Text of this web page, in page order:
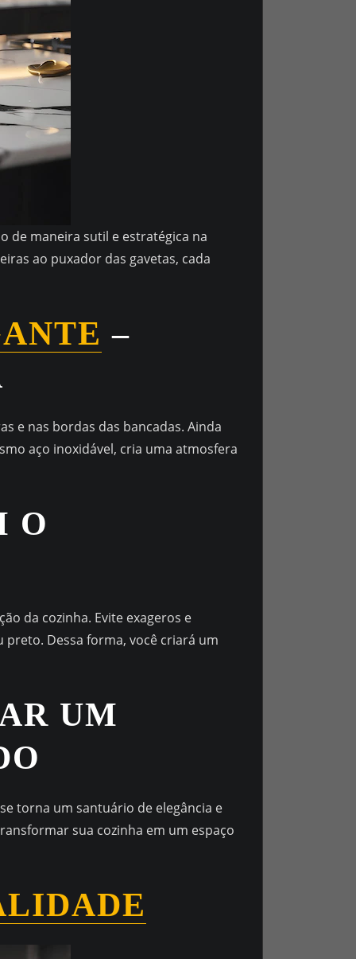
de maneira sutil e estratégica na
ao puxador das gavetas, cada
–
e nas bordas das bancadas. Ainda
aço inoxidável, cria uma atmosfera
O
da cozinha. Evite exageros e
Dessa forma, você criará um
UM
torna um santuário de elegância e
sua cozinha em um espaço